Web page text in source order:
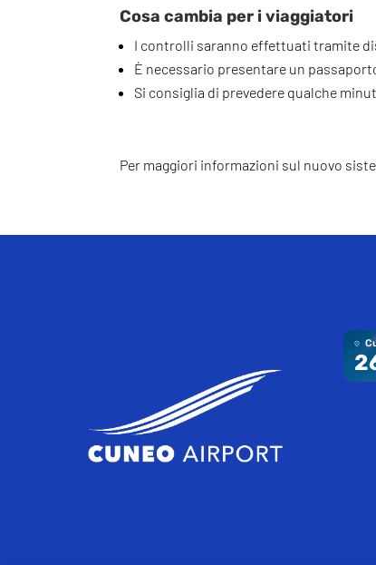
Cosa cambia per i viaggiatori
I controlli saranno effettuati tramite
È necessario presentare un
Si consiglia di prevedere qualche
Per maggiori informazioni sul nuovo